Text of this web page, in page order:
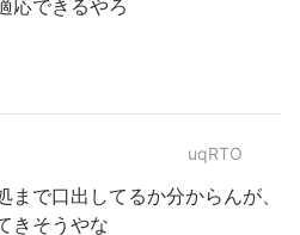
応できるやろ
uqRTO
で口出してるか分からんが、
きそうやな